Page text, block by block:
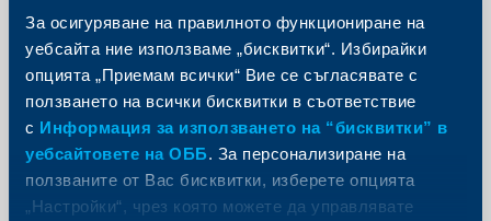
За осигуряване на правилното функциониране на
уебсайта ние използваме „бисквитки“. Избирайки
опцията „Приемам всички“ Вие се съгласявате с
ползването на всички бисквитки в съответствие
с Информация за използването на “бисквитки” в
уебсайтовете на ОББ. За персонализиране на
ползваните от Вас бисквитки, изберете опцията
„Настройки“, чрез която можете да управлявате
Райфайзенбанк: Индустрията
расте, строителството се
стабилизира
17 май 2016
Райфайзенбанк (България) ЕАД публикува
редовния си месечен икономически обзор с
коментар на данните, налични към април.
Анализаторите на банката отчитат, че според